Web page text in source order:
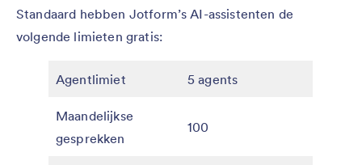
Standaard hebben Jotform’s AI-assistenten de
volgende limieten gratis:
Agentlimiet 5 agents
Maandelijkse
gesprekken
100